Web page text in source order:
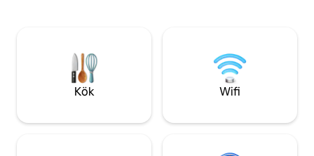
ta en tur med mina amerikanska
veteranbilar ;-)
efter lugn och
koppla av eller
Kök Wifi